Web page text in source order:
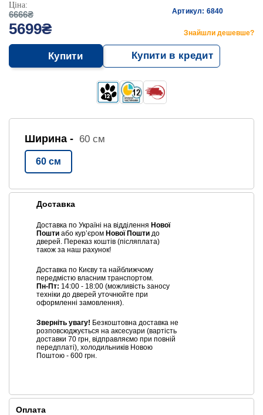
Ціна:
6666₴
5699₴
Артикул: 6840
Знайшли дешевше?
Купити Купити в кредит
Ширина - 60 см
60 см
Доставка
Доставка по Україні на відділення Нової
Пошти або курʼєром Нової Пошти до
дверей. Переказ коштів (післяплата)
також за наш рахунок!
Доставка по Києву та найближчому
передмістю власним транспортом.
Пн-Пт: 14:00 - 18:00 (можливість заносу
техніки до дверей уточнюйте при
оформленні замовлення).
Зверніть увагу! Безкоштовна доставка не
розповсюджується на аксесуари (вартість
доставки 70 грн, відправляємо при повній
передплаті), холодильників Новою
Поштою - 600 грн.
Оплата